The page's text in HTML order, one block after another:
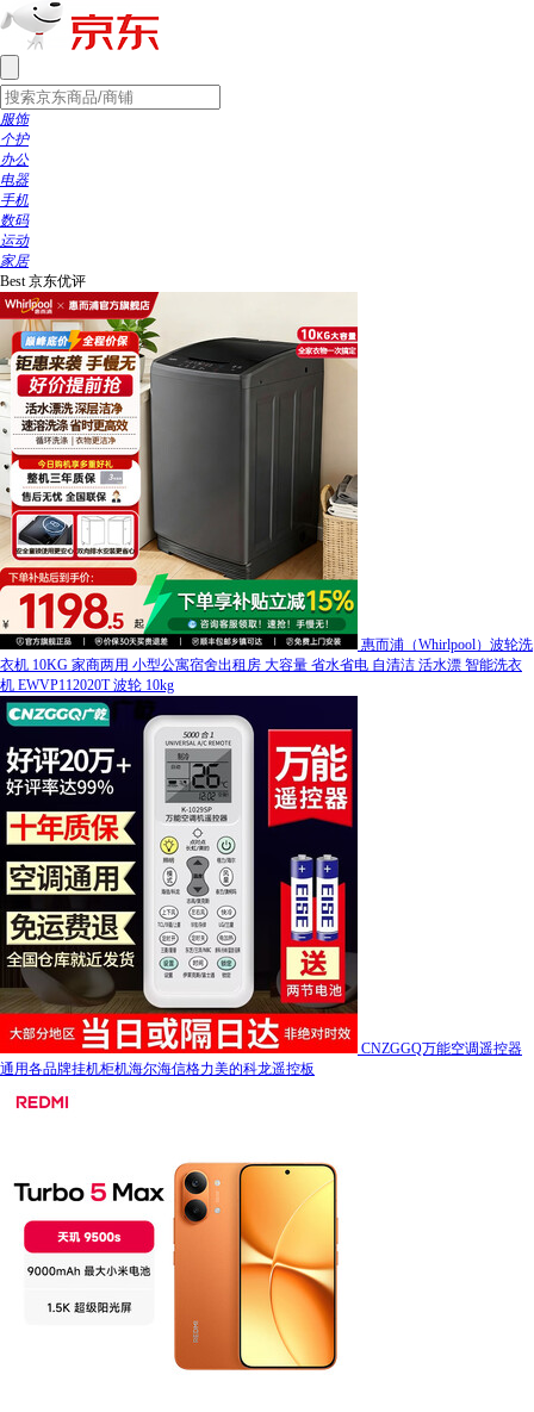
服饰
个护
办公
电器
手机
数码
运动
家居
Best 京东优评
惠而浦（Whirlpool）波轮洗
衣机 10KG 家商两用 小型公寓宿舍出租房 大容量 省水省电 自清洁 活水漂 智能洗衣
机 EWVP112020T 波轮 10kg
CNZGGQ万能空调遥控器
通用各品牌挂机柜机海尔海信格力美的科龙遥控板